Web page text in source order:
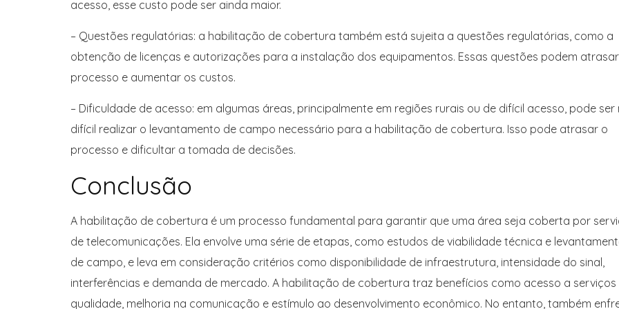
acesso, esse custo pode ser ainda maior.
– Questões regulatórias: a habilitação de cobertura também está sujeita a questões regulatórias, como a
obtenção de licenças e autorizações para a instalação dos equipamentos. Essas questões podem
processo e aumentar os custos.
– Dificuldade de acesso: em algumas áreas, principalmente em regiões rurais ou de difícil acesso, pode ser
difícil realizar o levantamento de campo necessário para a habilitação de cobertura. Isso pode atrasar o
processo e dificultar a tomada de decisões.
Conclusão
A habilitação de cobertura é um processo fundamental para garantir que uma área seja coberta por
de telecomunicações. Ela envolve uma série de etapas, como estudos de viabilidade técnica e
de campo, e leva em consideração critérios como disponibilidade de infraestrutura, intensidade do sinal,
interferências e demanda de mercado. A habilitação de cobertura traz benefícios como acesso a serviços
qualidade, melhoria na comunicação e estímulo ao desenvolvimento econômico. No entanto, também